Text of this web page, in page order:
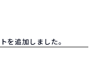
を追加しました。